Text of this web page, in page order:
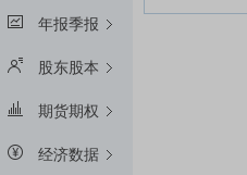
年报季报
股东股本
期货期权
经济数据